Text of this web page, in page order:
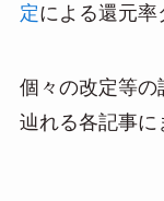
定による還元率
個々の改定等の
辿れる各記事に